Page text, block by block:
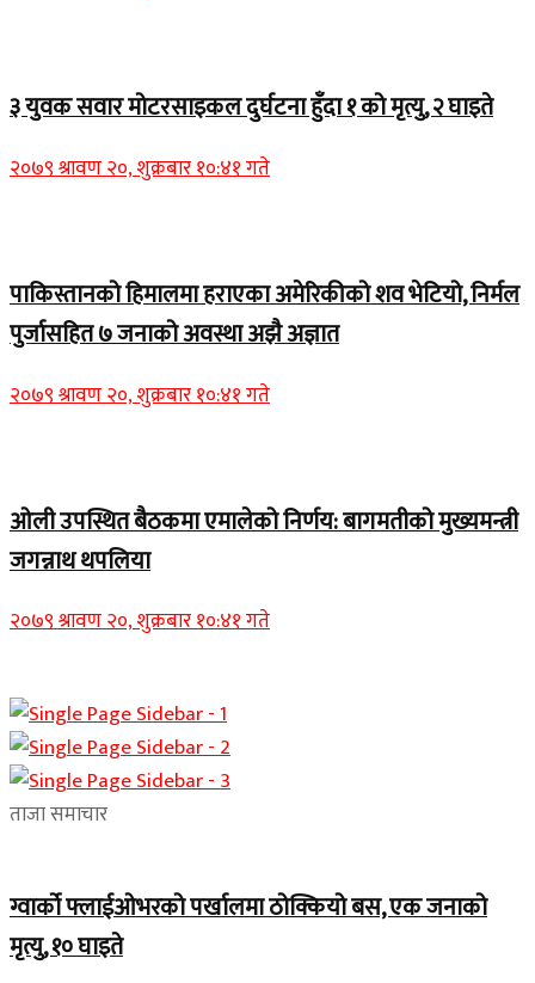
३ युवक सवार मोटरसाइकल दुर्घटना हुँदा १ को मृत्यु, २ घाइते
२०७९ श्रावण २०, शुक्रबार १०:४१ गते
पाकिस्तानको हिमालमा हराएका अमेरिकीको शव भेटियो, निर्मल
पुर्जासहित ७ जनाको अवस्था अझै अज्ञात
२०७९ श्रावण २०, शुक्रबार १०:४१ गते
ओली उपस्थित बैठकमा एमालेको निर्णय: बागमतीको मुख्यमन्त्री
जगन्नाथ थपलिया
२०७९ श्रावण २०, शुक्रबार १०:४१ गते
ताजा समाचार
ग्वार्को फ्लाईओभरको पर्खालमा ठोक्कियो बस, एक जनाको
मृत्यु, १० घाइते